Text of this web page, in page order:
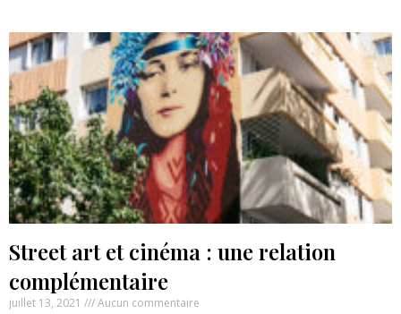
Street art et cinéma : une relation
complémentaire
juillet 13, 2021 Aucun commentaire